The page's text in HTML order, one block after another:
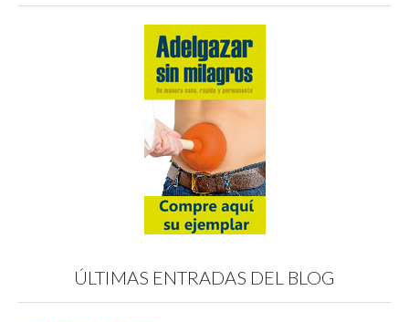
ÚLTIMAS ENTRADAS DEL BLOG